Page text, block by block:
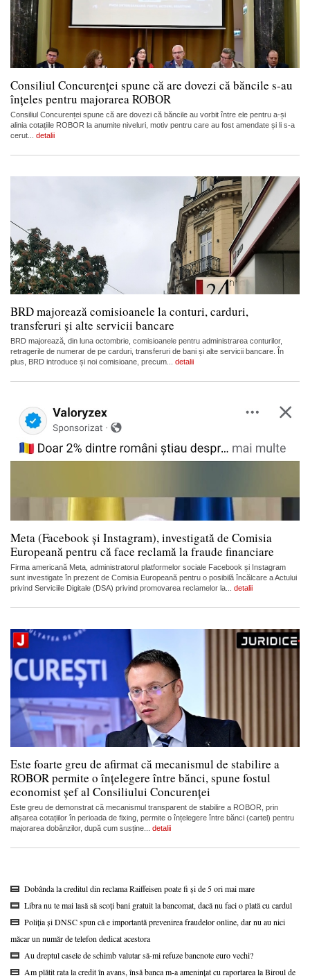
Consiliul Concurenței spune că are dovezi că băncile s-au
înțeles pentru majorarea ROBOR
Consiliul Concurenței spune că are dovezi că băncile au vorbit între ele pentru a-și
alinia cotațiile ROBOR la anumite niveluri, motiv pentru care au fost amendate și li s-a
cerut... detalii
BRD majorează comisioanele la conturi, carduri,
transferuri și alte servicii bancare
BRD majorează, din luna octombrie, comisioanele pentru administrarea conturilor,
retragerile de numerar de pe carduri, transferuri de bani și alte servicii bancare. În
plus, BRD introduce și noi comisioane, precum... detalii
Meta (Facebook și Instagram), investigată de Comisia
Europeană pentru că face reclamă la fraude financiare
Firma americană Meta, administratorul platformelor sociale Facebook și Instagram
sunt investigate în prezent de Comisia Europeană pentru o posibilă încălcare a Actului
privind Serviciile Digitale (DSA) privind promovarea reclamelor la... detalii
Este foarte greu de afirmat că mecanismul de stabilire a
ROBOR permite o înțelegere între bănci, spune fostul
economist șef al Consiliului Concurenței
Este greu de demonstrat că mecanismul transparent de stabilire a ROBOR, prin
afișarea cotațiilor în perioada de fixing, permite o înțelegere între bănci (cartel) pentru
majorarea dobânzilor, după cum susține... detalii
Dobânda la creditul din reclama Raiffeisen poate fi și de 5 ori mai mare
Libra nu te mai lasă să scoți bani gratuit la bancomat, dacă nu faci o plată cu cardul
Poliția și DNSC spun că e importantă prevenirea fraudelor online, dar nu au nici
măcar un număr de telefon dedicat acestora
Au dreptul casele de schimb valutar să-mi refuze bancnote euro vechi?
Am plătit rata la credit în avans, însă banca m-a amenințat cu raportarea la Biroul de